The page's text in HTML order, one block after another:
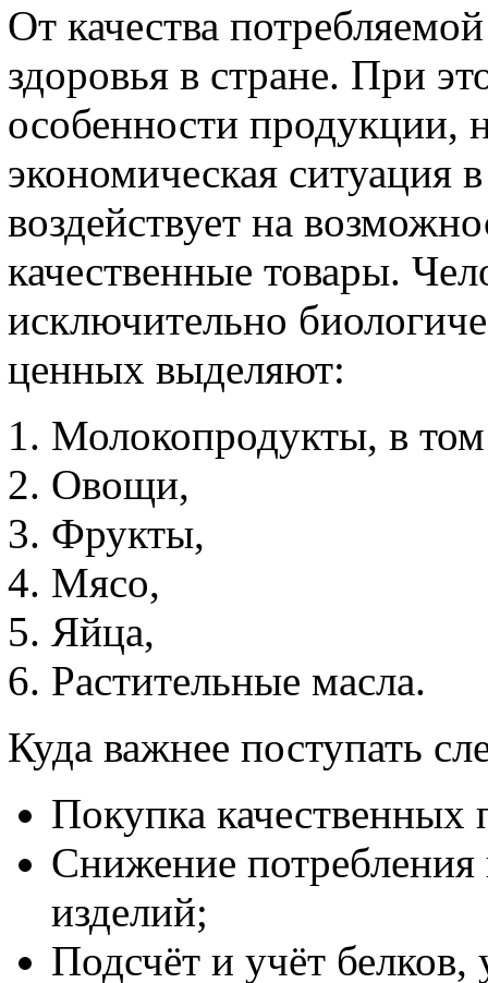
От качества
здоровья в стране. При
особенности продукции,
экономическая ситуация
воздействует на
качественные товары.
исключительно
ценных выделяют:
Молокопродукты, в
Овощи,
Фрукты,
Мясо,
Яйца,
Растительные масла.
Куда важнее поступать
Покупка качественных
Снижение
изделий;
Подсчёт и учёт